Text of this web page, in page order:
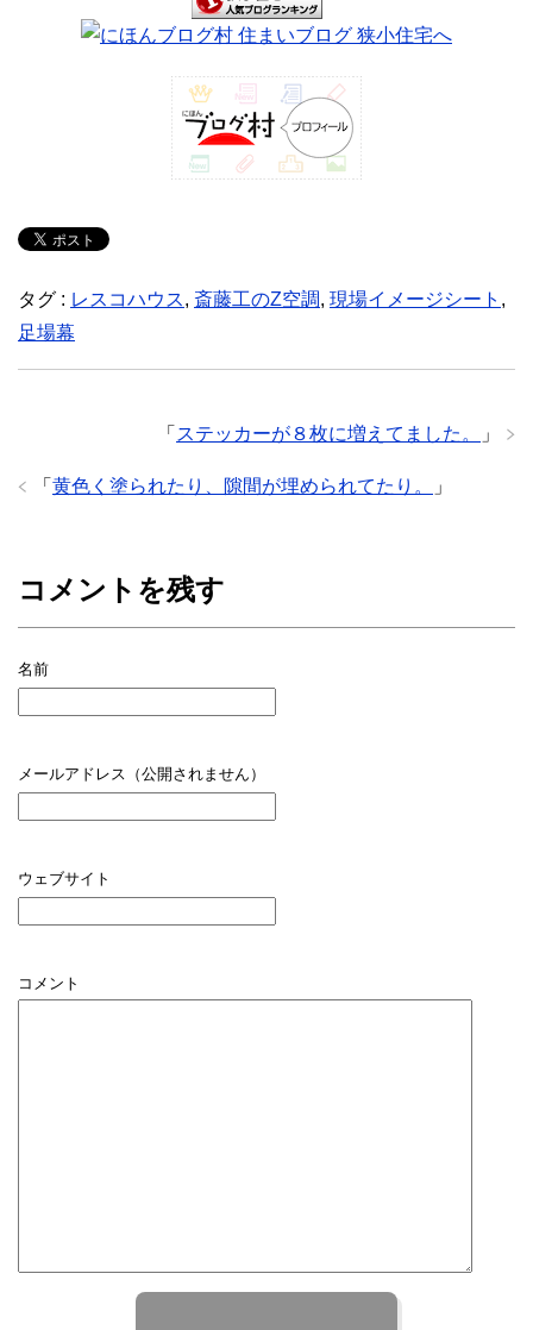
タグ : レスコハウス, 斎藤工のZ空調, 現場イメージシート ,
足場幕
「 ステッカーが８枚に増えてました。 」
「 黄色く塗られたり、隙間が埋められてたり。 」
コメントを残す
名前
メールアドレス（公開されません）
ウェブサイト
コメント